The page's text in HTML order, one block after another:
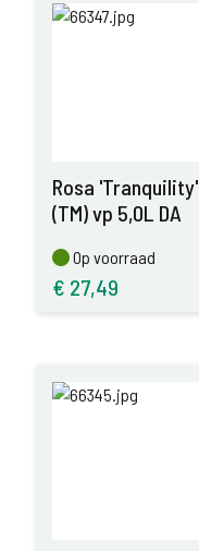
Rosa 'Tranquility'
(TM) vp 5,0L DA
Op voorraad
Op voorraad
€ 27,49